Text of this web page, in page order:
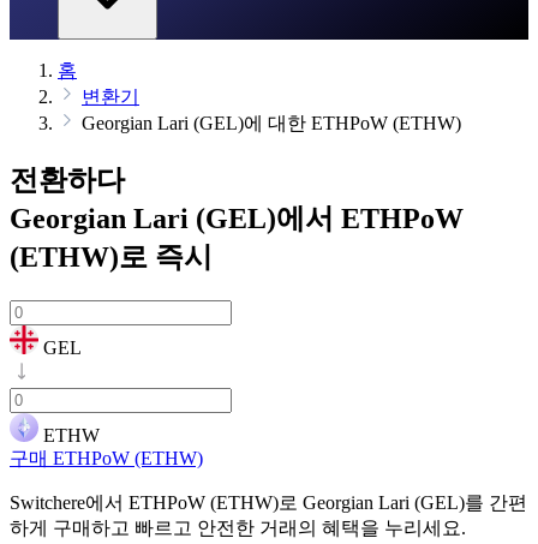
홈
변환기
Georgian Lari (GEL)에 대한 ETHPoW (ETHW)
전환하다
Georgian Lari (GEL)에서 ETHPoW
(ETHW)로 즉시
GEL
ETHW
구매 ETHPoW (ETHW)
Switchere에서 ETHPoW (ETHW)로 Georgian Lari (GEL)를 간편
하게 구매하고 빠르고 안전한 거래의 혜택을 누리세요.